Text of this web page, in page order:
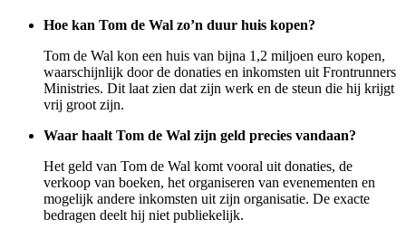
Hoe kan Tom de Wal zo’n duur huis kopen?
Tom de Wal kon een huis van bijna 1,2 miljoen euro kopen,
waarschijnlijk door de donaties en inkomsten uit Frontrunners
Ministries. Dit laat zien dat zijn werk en de steun die hij krijgt
vrij groot zijn.
Waar haalt Tom de Wal zijn geld precies vandaan?
Het geld van Tom de Wal komt vooral uit donaties, de
verkoop van boeken, het organiseren van evenementen en
mogelijk andere inkomsten uit zijn organisatie. De exacte
bedragen deelt hij niet publiekelijk.